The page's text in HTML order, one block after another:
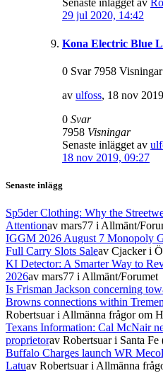
Senaste inlägget av
29 jul 2020, 14:42
Kona Electric Blue
0 Svar 7958 Visningar
av ulfoss, 18 nov
0 Svar
7958 Visningar
Senaste inlägget av
18 nov 2019, 09:27
Senaste inlägg
Sp5der Clothing: Why the
Attentionav mars77 i Allmänt/
IGGM 2026 August 7 Monopoly
Full Carry Slots Saleav Cjackeri
KI Detector: A Smarter Way to
2026av mars77 i Allmänt/Forumet
Is Frisman Jackson concerning
Browns connections within
Robertsuari Allmänna frågor om
Texans Information: Cal McNair
proprietorav Robertsuari Santa
Buffalo Charges launch WR
Latuav Robertsuari Allmänna